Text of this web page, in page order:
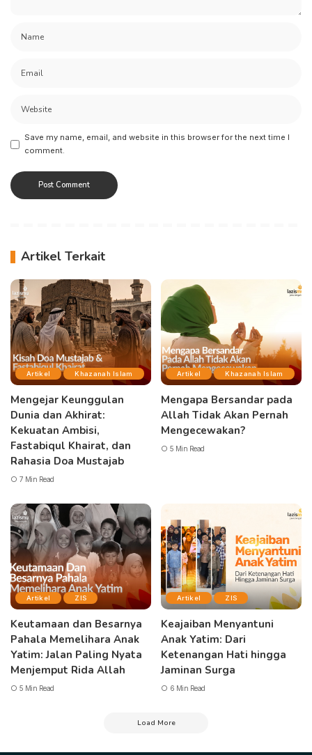
Save my name, email, and website in this browser for the next time I
comment.
Artikel Terkait
Artikel Khazanah Islam
Mengejar Keunggulan
Dunia dan Akhirat:
Kekuatan Ambisi,
Fastabiqul Khairat, dan
Rahasia Doa Mustajab
7 Min Read
Artikel Khazanah Islam
Mengapa Bersandar pada
Allah Tidak Akan Pernah
Mengecewakan?
5 Min Read
Artikel ZIS
Keutamaan dan Besarnya
Pahala Memelihara Anak
Yatim: Jalan Paling Nyata
Menjemput Rida Allah
5 Min Read
Artikel ZIS
Keajaiban Menyantuni
Anak Yatim: Dari
Ketenangan Hati hingga
Jaminan Surga
6 Min Read
Load More